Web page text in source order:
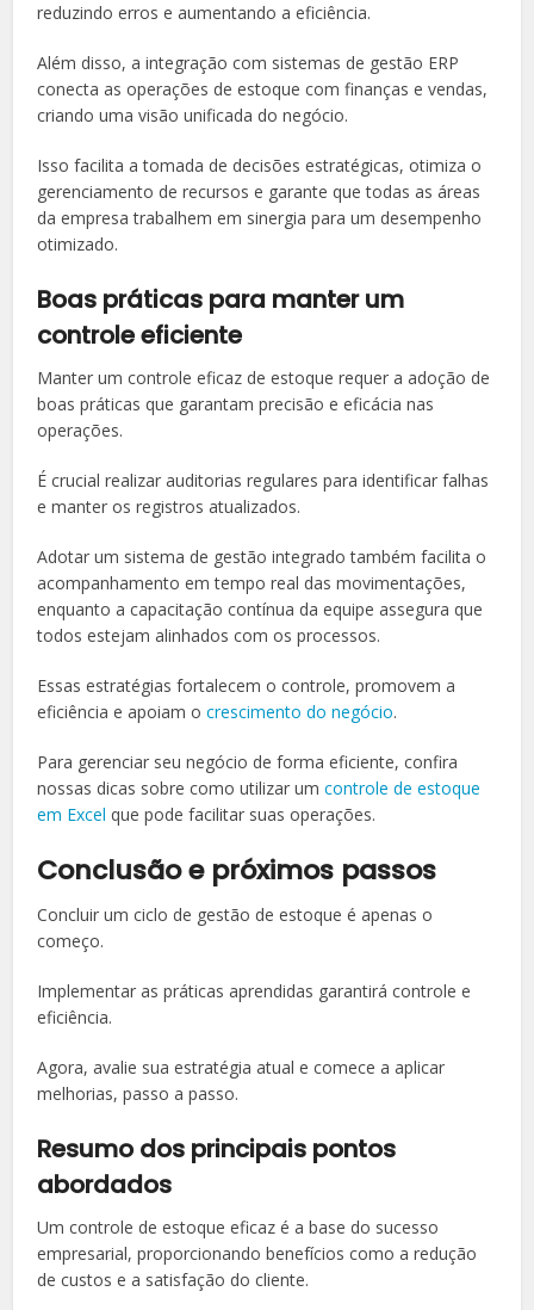
reduzindo erros e aumentando a eficiência.
Além disso, a integração com sistemas de gestão ERP
conecta as operações de estoque com finanças e vendas,
criando uma visão unificada do negócio.
Isso facilita a tomada de decisões estratégicas, otimiza o
gerenciamento de recursos e garante que todas as áreas
da empresa trabalhem em sinergia para um desempenho
otimizado.
Boas práticas para manter um
controle eficiente
Manter um controle eficaz de estoque requer a adoção de
boas práticas que garantam precisão e eficácia nas
operações.
É crucial realizar auditorias regulares para identificar falhas
e manter os registros atualizados.
Adotar um sistema de gestão integrado também facilita o
acompanhamento em tempo real das movimentações,
enquanto a capacitação contínua da equipe assegura que
todos estejam alinhados com os processos.
Essas estratégias fortalecem o controle, promovem a
eficiência e apoiam ocrescimento do negócio.
Para gerenciar seu negócio de forma eficiente, confira
nossas dicas sobre como utilizar umcontrole de estoque
em Excel que pode facilitar suas operações.
Conclusão e próximos passos
Concluir um ciclo de gestão de estoque é apenas o
começo.
Implementar as práticas aprendidas garantirá controle e
eficiência.
Agora, avalie sua estratégia atual e comece a aplicar
melhorias, passo a passo.
Resumo dos principais pontos
abordados
Um controle de estoque eficaz é a base do sucesso
empresarial, proporcionando benefícios como a redução
de custos e a satisfação do cliente.